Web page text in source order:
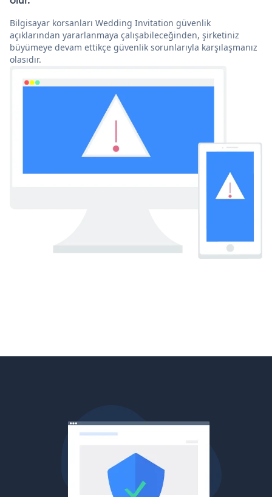
Bilgisayar korsanları Wedding Invitation güvenlik
açıklarından yararlanmaya çalışabileceğinden, şirketiniz
büyümeye devam ettikçe güvenlik sorunlarıyla karşılaşmanız
olasıdır.